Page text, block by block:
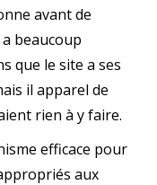
avant de
beaucoup
que le site a ses
il apparel de
rien à y faire.
efficace pour
aux